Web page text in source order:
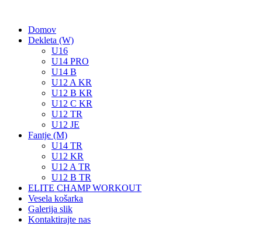
Domov
Dekleta (W)
U16
U14 PRO
U14 B
U12 A KR
U12 B KR
U12 C KR
U12 TR
U12 JE
Fantje (M)
U14 TR
U12 KR
U12 A TR
U12 B TR
ELITE CHAMP WORKOUT
Vesela košarka
Galerija slik
Kontaktirajte nas